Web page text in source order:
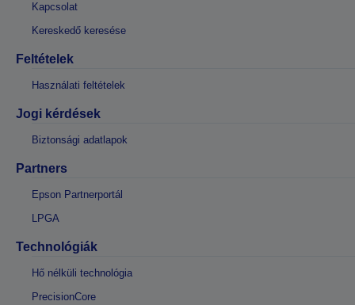
Kapcsolat
Kereskedő keresése
Feltételek
Használati feltételek
Jogi kérdések
Biztonsági adatlapok
Partners
Epson Partnerportál
LPGA
Technológiák
Hő nélküli technológia
PrecisionCore